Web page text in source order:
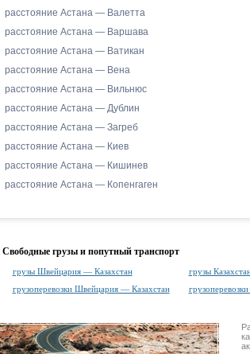
расстояние Астана — Валетта
расстояние Астана — Варшава
расстояние Астана — Ватикан
расстояние Астана — Вена
расстояние Астана — Вильнюс
расстояние Астана — Дублин
расстояние Астана — Загреб
расстояние Астана — Киев
расстояние Астана — Кишинев
расстояние Астана — Копенгаген
Свободные грузы и попутный транспорт
грузы Швейцария — Казахстан грузы
грузоперевозки Швейцария — Казахстан